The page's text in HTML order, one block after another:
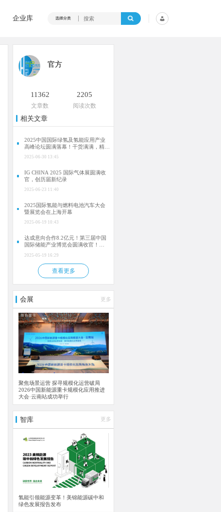
企业库 选择分类
官方
11362
文章数
2205
阅读次数
相关文章
2025中国国际绿氢及氢能应用产业
高峰论坛圆满落幕！干货满满，精彩
2025-06-30 13:45
IG CHINA 2025 国际气体展圆满收
官，创历届新纪录
2025-06-23 11:40
2025国际氢能与燃料电池汽车大会
暨展览会在上海开幕
2025-06-19 10:43
达成意向合作8.2亿元！第三届中国
国际储能产业博览会圆满收官！
2025-05-19 16:29
查看更多
会展 更多
聚焦场景运营 探寻规模化运营破局
2026中国新能源重卡规模化应用推进
大会·云南站成功举行
智库 更多
氢能引领能源变革！美锦能源碳中和
绿色发展报告发布